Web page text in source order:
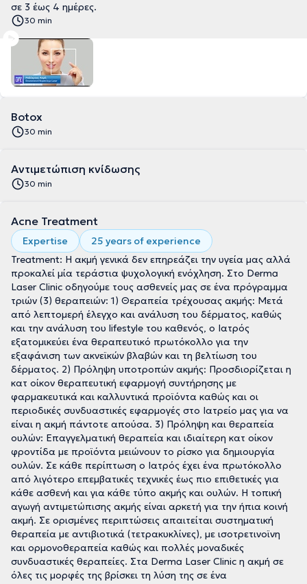
σε 3 έως 4 ημέρες.
30 min
Botox
30 min
Αντιμετώπιση κνίδωσης
30 min
Acne Treatment
Expertise
25 years of experience
Treatment: Η ακμή γενικά δεν επηρεάζει την υγεία μας αλλά
προκαλεί μία τεράστια ψυχολογική ενόχληση. Στο Derma
Laser Clinic οδηγούμε τους ασθενείς μας σε ένα πρόγραμμα
τριών (3) θεραπειών: 1) Θεραπεία τρέχουσας ακμής: Μετά
από λεπτομερή έλεγχο και ανάλυση του δέρματος, καθώς
και την ανάλυση του lifestyle του καθενός, ο Ιατρός
εξατομικεύει ένα θεραπευτικό πρωτόκολλο για την
εξαφάνιση των ακνεϊκών βλαβών και τη βελτίωση του
δέρματος. 2) Πρόληψη υποτροπών ακμής: Προσδιορίζεται η
κατ οίκον θεραπευτική εφαρμογή συντήρησης με
φαρμακευτικά και καλλυντικά προϊόντα καθώς και οι
περιοδικές συνδυαστικές εφαρμογές στο Ιατρείο μας για να
είναι η ακμή πάντοτε απούσα. 3) Πρόληψη και θεραπεία
ουλών: Επαγγελματική θεραπεία και ιδιαίτερη κατ οίκον
φροντίδα με προϊόντα μειώνουν το ρίσκο για δημιουργία
ουλών. Σε κάθε περίπτωση ο Ιατρός έχει ένα πρωτόκολλο
από λιγότερο επεμβατικές τεχνικές έως πιο επιθετικές για
κάθε ασθενή και για κάθε τύπο ακμής και ουλών. Η τοπική
αγωγή αντιμετώπισης ακμής είναι αρκετή για την ήπια κοινή
ακμή. Σε ορισμένες περιπτώσεις απαιτείται συστηματική
θεραπεία με αντιβιοτικά (τετρακυκλίνες), με ισοτρετινοϊνη
και ορμονοθεραπεία καθώς και πολλές μοναδικές
συνδυαστικές θεραπείες. Στα Derma Laser Clinic η ακμή σε
όλες τις μορφές της βρίσκει τη λύση της σε ένα